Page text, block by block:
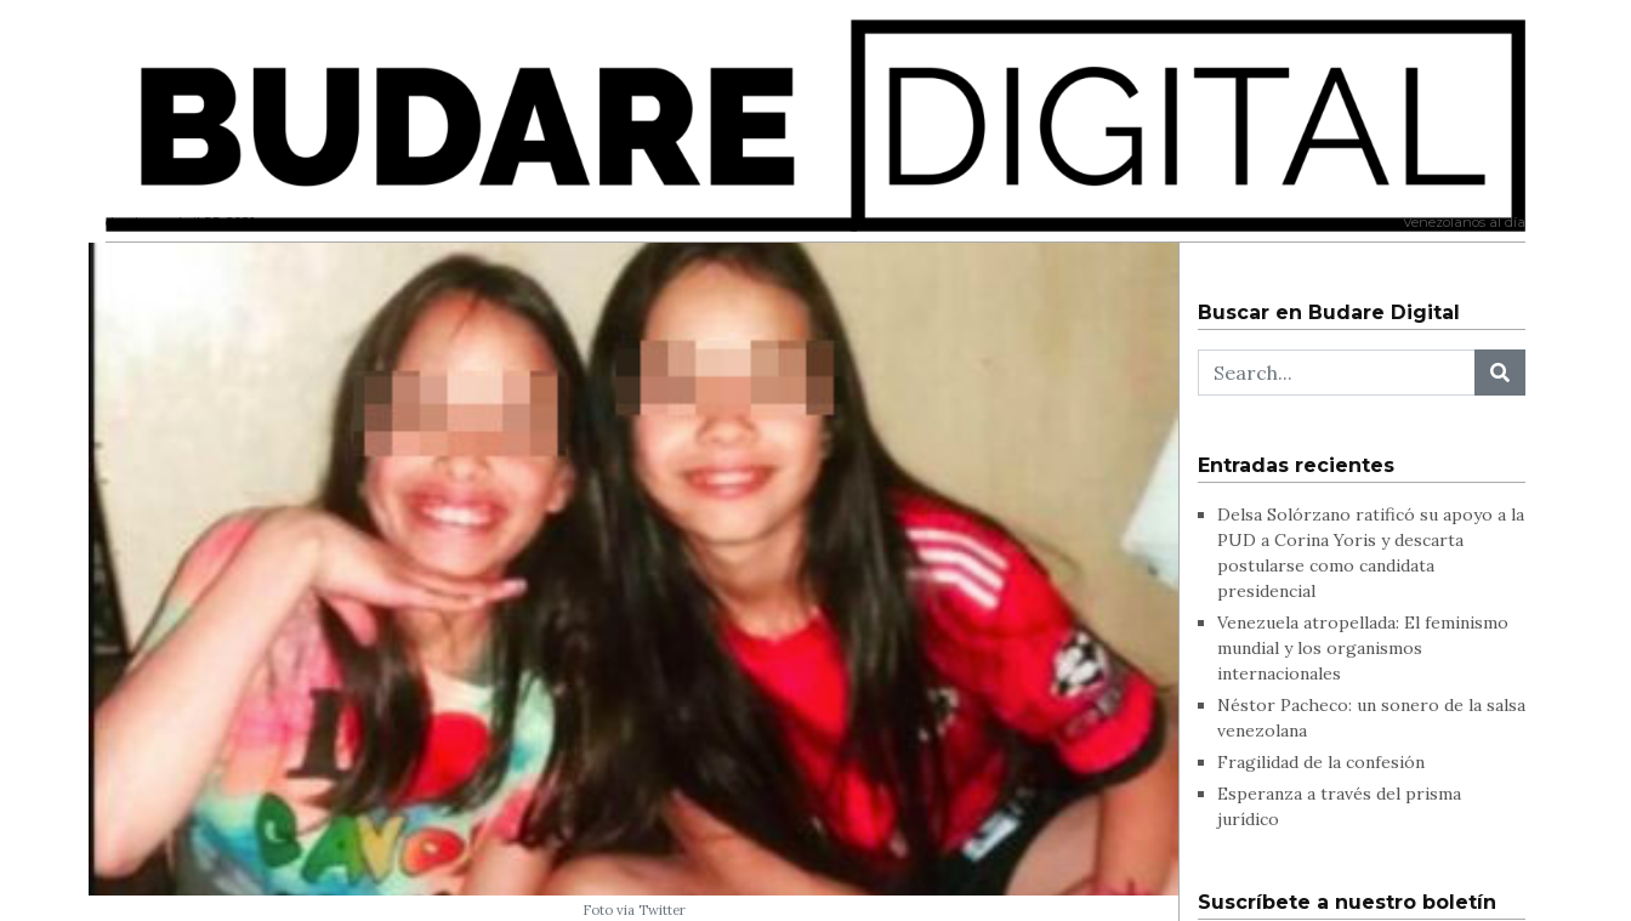
domingo, abril 25, 2021 Venezolanos al día
Foto via Twitter
Buscar en Budare Digital
Entradas recientes
Delsa Solórzano ratificó su apoyo a la
PUD a Corina Yoris y descarta
postularse como candidata
presidencial
Venezuela atropellada: El feminismo
mundial y los organismos
internacionales
Néstor Pacheco: un sonero de la salsa
venezolana
Fragilidad de la confesión
Esperanza a través del prisma
jurídico
Suscríbete a nuestro boletín